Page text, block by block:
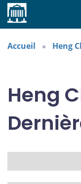
Accueil Heng
Heng